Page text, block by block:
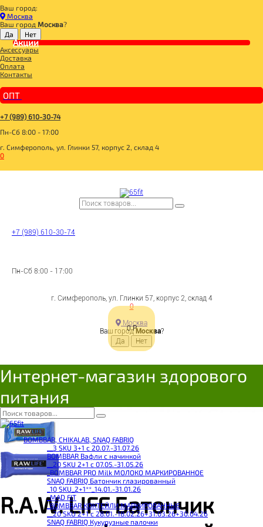
Ваш город:
Москва
Ваш город Москва?
Акции
Аксессуары
Доставка
Оплата
Контакты
ОПТ
+7 (989) 610-30-74
Пн-Сб 8:00 - 17:00
г. Симферополь, ул. Глинки 57, корпус 2, склад 4
0
+7 (989) 610-30-74
Пн-Сб 8:00 - 17:00
г. Симферополь, ул. Глинки 57, корпус 2, склад 4
0
0Р
Москва
Ваш городМосква?
Интернет-магазин здорового
питания
BOMBBAR, CHIKALAB, SNAQ FABRIQ
__3 SKU 3+1 с 20.07.-31.07.26
BOMBBAR Вафли с начинкой
__20 SKU 2+1 с 07.05.-31.05.26
_BOMBBAR PRO Milk МОЛОКО МАРКИРОВАННОЕ
SNAQ FABRIQ Батончик глазированный
_10 SKU_2+1**_14.01.-31.01.26
_MAD FIT
_BOMBBAR КОКТЕЙЛИ МАРКИРОВАННЫЕ
__20 SKU 2+1 с 28.01.-18.02.26+31.03.26+30.04.26
SNAQ FABRIQ Кукурузные палочки
Главная
ДЛЯ ЗДОРОВОГО ПИТАНИЯ
СЛАДОСТИ И СНЕКИ
СНЭКИ И БАТОНЧИКИ
R.A.W. LIFE Батончик орехово-фруктовый Лесные ягоды 47г
R.A.W. LIFE Батончик